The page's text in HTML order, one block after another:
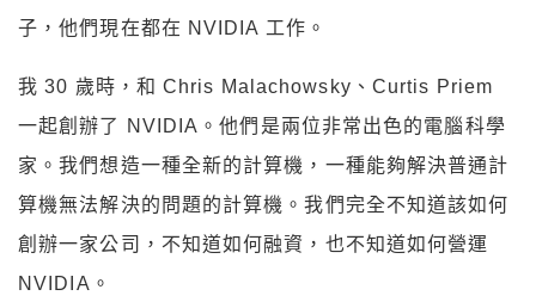
子，他們現在都在 NVIDIA 工作。
我 30 歲時，和 Chris Malachowsky、Curtis Priem
一起創辦了 NVIDIA。他們是兩位非常出色的電腦科學
家。我們想造一種全新的計算機，一種能夠解決普通計
算機無法解決的問題的計算機。我們完全不知道該如何
創辦一家公司，不知道如何融資，也不知道如何營運
NVIDIA。